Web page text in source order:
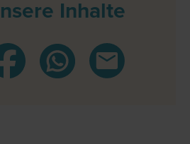
Inhalte